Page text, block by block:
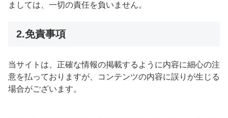
ましては、一切の責任を負いません。
2.免責事項
当サイトは、正確な情報の掲載するように内容に細心の注
意を払っておりますが、コンテンツの内容に誤りが生じる
場合がございます。